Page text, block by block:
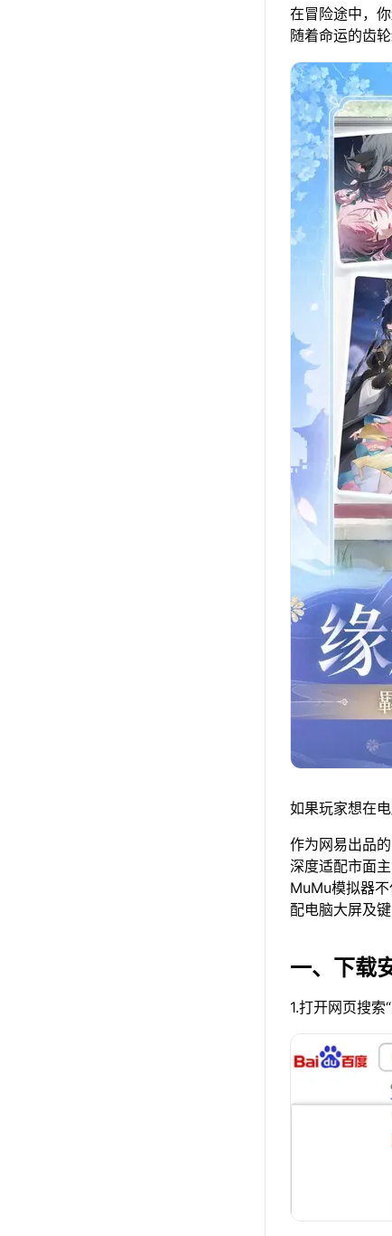
在冒险途中，
随着命运的齿
如果玩家想在
作为网易出品
深度适配市面
MuMu模拟器
配电脑大屏及
一、下载
1.打开网页搜索